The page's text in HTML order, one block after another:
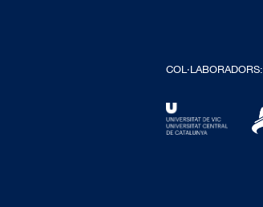
COL·LABORADORS: